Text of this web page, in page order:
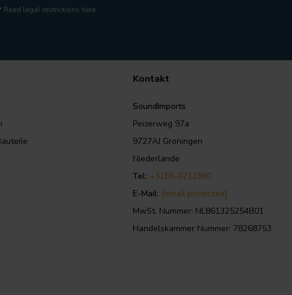
* Read legal restrictions here
Kontakt
SoundImports
Peizerweg 97a
9727AJ Groningen
Niederlande
Tel: +3185-0711860
E-Mail: [email protected]
MwSt. Nummer: NL861325254B01
Handelskammer Nummer: 78268753